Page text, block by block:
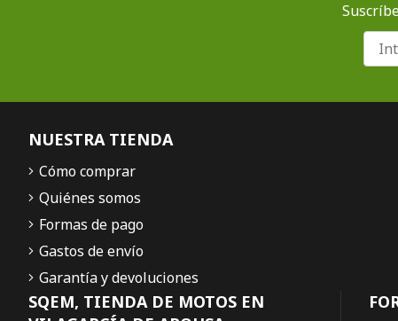
SQEM, TIENDA DE MOTOS EN
NUESTRA TIENDA
Cómo comprar
Quiénes somos
Formas de pago
Gastos de envío
Garantía y devoluciones